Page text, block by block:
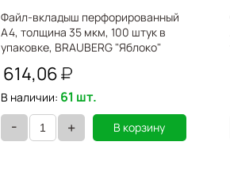
Файл-вкладыш перфорированный
А4, толщина 35 мкм, 100 штук в
упаковке, BRAUBERG "Яблоко"
614,06
В наличии: 61 шт.
- + В корзину